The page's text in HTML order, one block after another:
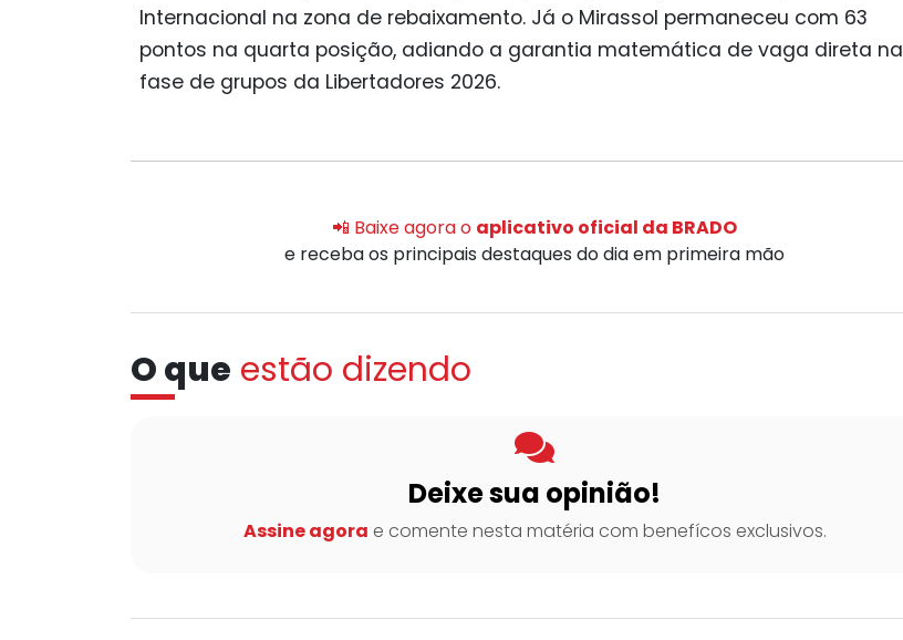
Internacional na zona de rebaixamento. Já o Mirassol permaneceu com 63
pontos na quarta posição, adiando a garantia matemática de vaga direta na
fase de grupos da Libertadores 2026.
📲 Baixe agora o aplicativo oficial da BRADO
e receba os principais destaques do dia em primeira mão
O que estão dizendo
Deixe sua opinião!
Assine agora e comente nesta matéria com benefícos exclusivos.